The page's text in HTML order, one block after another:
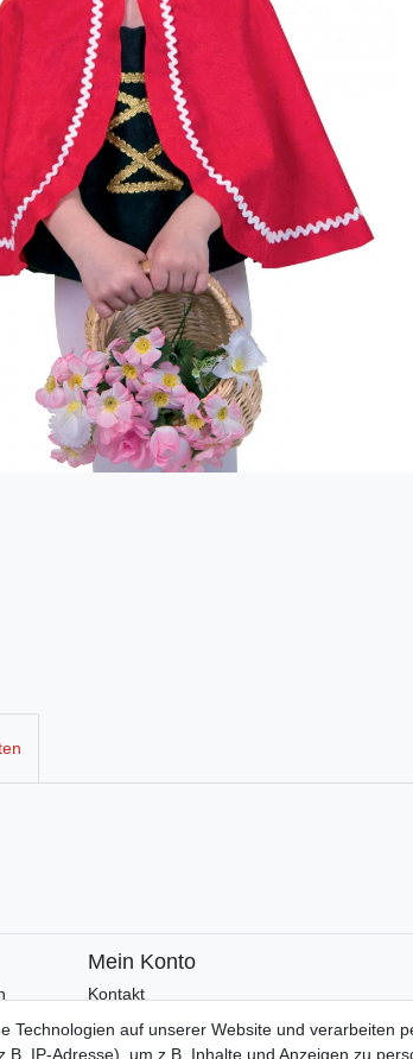
Mein Konto
Kontakt
Facebook
Technologien auf unserer Website und verarbeiten
IP-Adresse), um z.B. Inhalte und Anzeigen zu